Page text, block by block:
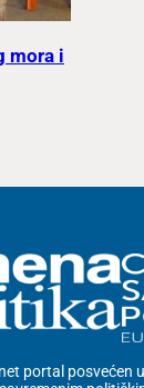
mora i
portal posvećen